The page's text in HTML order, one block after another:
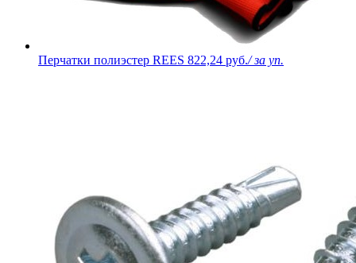
Перчатки полиэстер REES 822,24 руб./ за уп.